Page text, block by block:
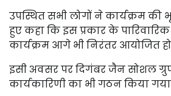
उपस्थित सभी लोगों ने कार्यक्रम की
हुए कहा कि इस प्रकार के
कार्यक्रम आगे भी निरंतर आयोजित
इसी अवसर पर दिगंबर जैन सोशल
कार्यकारिणी का भी गठन किया